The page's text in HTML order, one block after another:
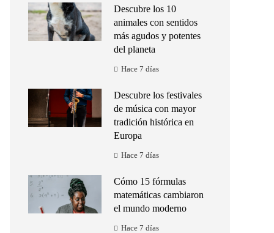
Descubre los 10
animales con sentidos
más agudos y potentes
del planeta
Hace 7 días
Descubre los festivales
de música con mayor
tradición histórica en
Europa
Hace 7 días
Cómo 15 fórmulas
matemáticas cambiaron
el mundo moderno
Hace 7 días